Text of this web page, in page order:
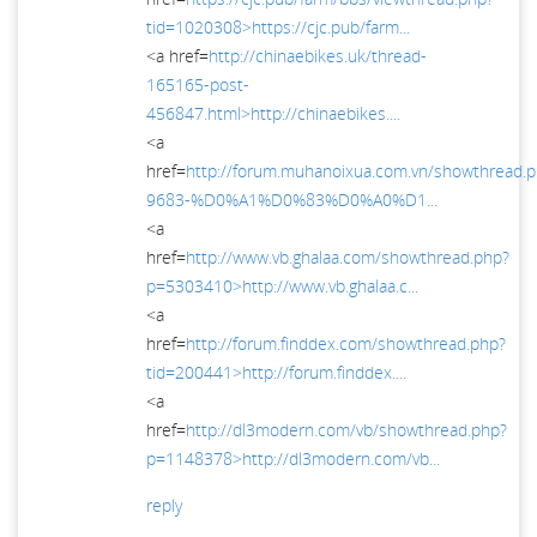
tid=1020308>https://cjc.pub/farm...
<a href=http://chinaebikes.uk/thread-
165165-post-
456847.html>http://chinaebikes....
<a
href=http://forum.muhanoixua.com.vn/
9683-%D0%A1%D0%83%D0%A0%D1...
<a
href=http://www.vb.ghalaa.com/showthread.php?
p=5303410>http://www.vb.ghalaa.c...
<a
href=http://forum.finddex.com/showthread.php?
tid=200441>http://forum.finddex....
<a
href=http://dl3modern.com/vb/showthread.php?
p=1148378>http://dl3modern.com/vb...
reply